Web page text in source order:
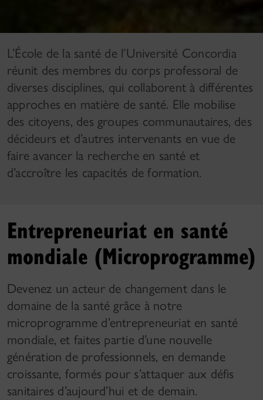
L’École de la santé de l’Université Concordia
réunit des membres du corps professoral de
diverses disciplines, qui collaborent à différentes
approches en matière de santé. Elle mobilise
des citoyens, des groupes communautaires, des
décideurs et d’autres intervenants en vue de
faire avancer la recherche en santé et
d’accroître les capacités de formation.
Entrepreneuriat en santé
mondiale (Microprogramme)
Devenez un acteur de changement dans le
domaine de la santé grâce à notre
microprogramme d’entrepreneuriat en santé
mondiale, et faites partie d’une nouvelle
génération de professionnels, en demande
croissante, formés pour s’attaquer aux défis
sanitaires d’aujourd’hui et de demain.